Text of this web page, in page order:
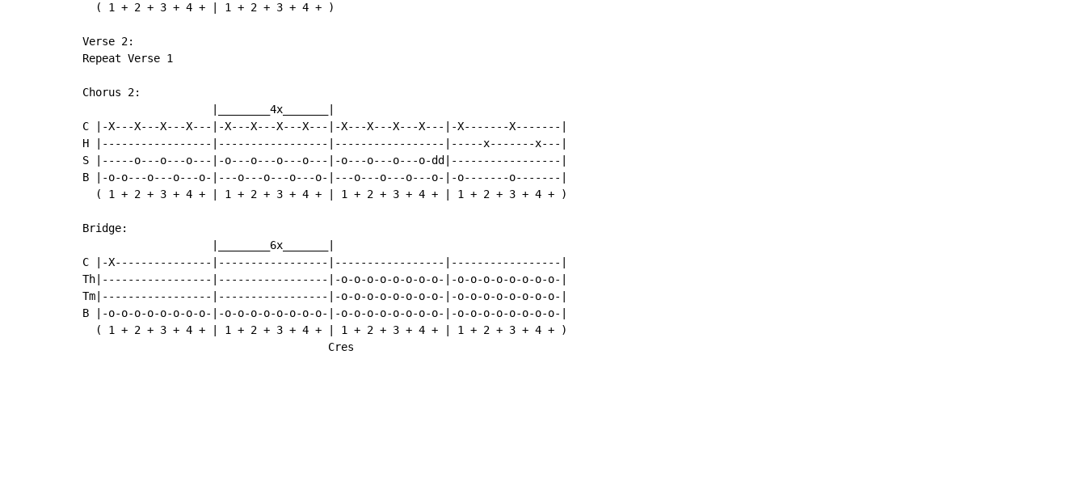
  ( 1 + 2 + 3 + 4 + | 1 + 2 + 3 + 4 + )
Verse 2:
Repeat Verse 1
Chorus 2:
                    |________4x_______|
C |-X---X---X---X---|-X---X---X---X---|-X---X---X---X---|-X-------X-------|
H |-----------------|-----------------|-----------------|-----x-------x---|
S |-----o---o---o---|-o---o---o---o---|-o---o---o---o-dd|-----------------|
B |-o-o---o---o---o-|---o---o---o---o-|---o---o---o---o-|-o-------o-------|
  ( 1 + 2 + 3 + 4 + | 1 + 2 + 3 + 4 + | 1 + 2 + 3 + 4 + | 1 + 2 + 3 + 4 + )
Bridge:
                    |________6x_______|
C |-X---------------|-----------------|-----------------|-----------------|
Th|-----------------|-----------------|-o-o-o-o-o-o-o-o-|-o-o-o-o-o-o-o-o-|
Tm|-----------------|-----------------|-o-o-o-o-o-o-o-o-|-o-o-o-o-o-o-o-o-|
B |-o-o-o-o-o-o-o-o-|-o-o-o-o-o-o-o-o-|-o-o-o-o-o-o-o-o-|-o-o-o-o-o-o-o-o-|
  ( 1 + 2 + 3 + 4 + | 1 + 2 + 3 + 4 + | 1 + 2 + 3 + 4 + | 1 + 2 + 3 + 4 + )
                                      Cres